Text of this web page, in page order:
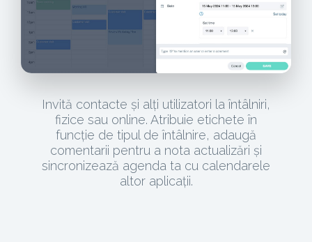
Invită contacte și alți utilizatori la întâlniri,
fizice sau online. Atribuie etichete în
funcție de tipul de întâlnire, adaugă
comentarii pentru a nota actualizări și
sincronizează agenda ta cu calendarele
altor aplicații.